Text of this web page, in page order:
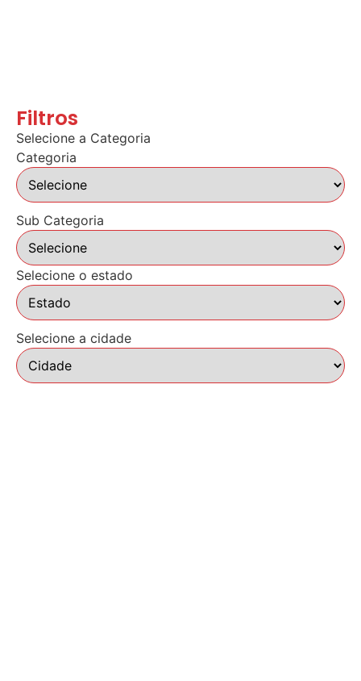
Filtros
Selecione a Categoria
Categoria
Sub Categoria
Selecione o estado
Selecione a cidade